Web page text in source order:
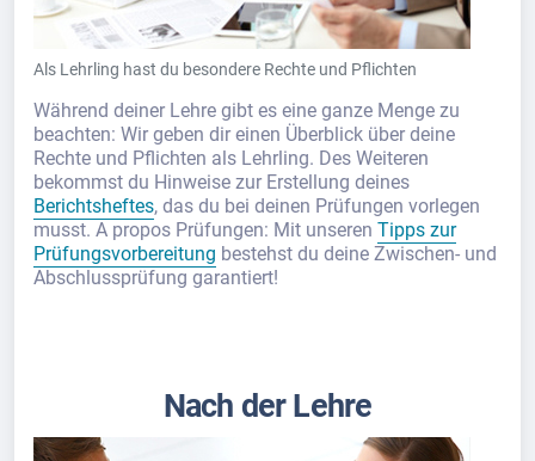
Als Lehrling hast du besondere Rechte und Pflichten
Während deiner Lehre gibt es eine ganze Menge zu
beachten: Wir geben dir einen Überblick über deine
Rechte und Pflichten als Lehrling. Des Weiteren
bekommst du Hinweise zur Erstellung deines
Berichtsheftes, das du bei deinen Prüfungen vorlegen
musst. A propos Prüfungen: Mit unseren Tipps zur
Prüfungsvorbereitung bestehst du deine Zwischen- und
Abschlussprüfung garantiert!
Nach der Lehre